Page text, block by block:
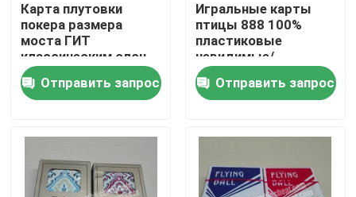
Продукты
Карта плутовки
покера размера
моста ГИТ
классическим слон
отмеченная
индексом невидимая
пластиковая
Отправить запрос
Игральные карты
птицы 888 100%
пластиковые
невидимые/
обжуливая карты
покераОтправить запрос